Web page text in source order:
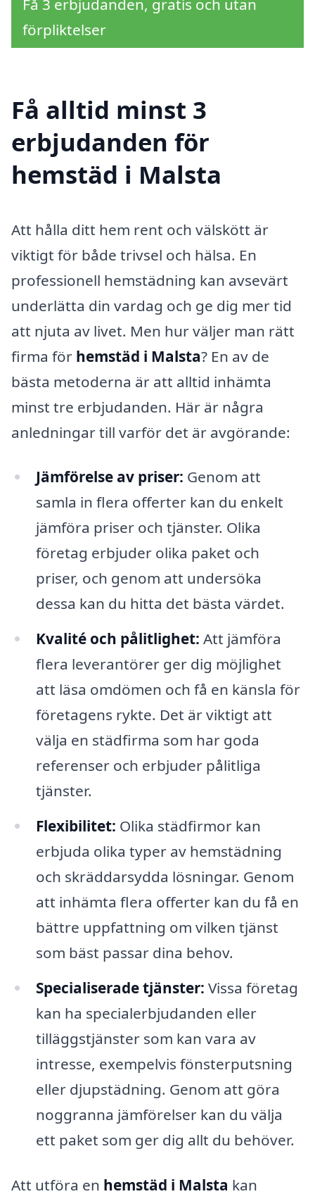
Få 3 erbjudanden, gratis och utan
förpliktelser
Få alltid minst 3
erbjudanden för
hemstäd i Malsta
Att hålla ditt hem rent och välskött är
viktigt för både trivsel och hälsa. En
professionell hemstädning kan avsevärt
underlätta din vardag och ge dig mer tid
att njuta av livet. Men hur väljer man rätt
firma för hemstäd i Malsta? En av de
bästa metoderna är att alltid inhämta
minst tre erbjudanden. Här är några
anledningar till varför det är avgörande:
Jämförelse av priser: Genom att
samla in flera offerter kan du enkelt
jämföra priser och tjänster. Olika
företag erbjuder olika paket och
priser, och genom att undersöka
dessa kan du hitta det bästa värdet.
Kvalité och pålitlighet: Att jämföra
flera leverantörer ger dig möjlighet
att läsa omdömen och få en känsla för
företagens rykte. Det är viktigt att
välja en städfirma som har goda
referenser och erbjuder pålitliga
tjänster.
Flexibilitet: Olika städfirmor kan
erbjuda olika typer av hemstädning
och skräddarsydda lösningar. Genom
att inhämta flera offerter kan du få en
bättre uppfattning om vilken tjänst
som bäst passar dina behov.
Specialiserade tjänster: Vissa företag
kan ha specialerbjudanden eller
tilläggstjänster som kan vara av
intresse, exempelvis fönsterputsning
eller djupstädning. Genom att göra
noggranna jämförelser kan du välja
ett paket som ger dig allt du behöver.
Att utföra en hemstäd i Malsta kan